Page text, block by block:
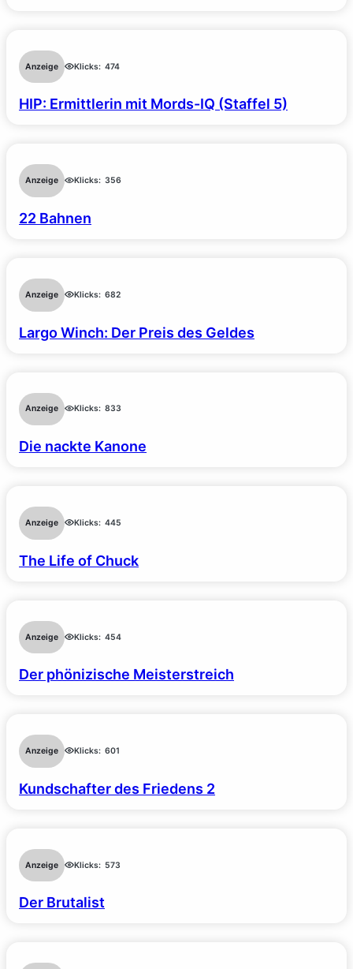
Anzeige Klicks: 474
HIP: Ermittlerin mit Mords-IQ (Staffel 5)
Anzeige Klicks: 356
22 Bahnen
Anzeige Klicks: 682
Largo Winch: Der Preis des Geldes
Anzeige Klicks: 833
Die nackte Kanone
Anzeige Klicks: 445
The Life of Chuck
Anzeige Klicks: 454
Der phönizische Meisterstreich
Anzeige Klicks: 601
Kundschafter des Friedens 2
Anzeige Klicks: 573
Der Brutalist